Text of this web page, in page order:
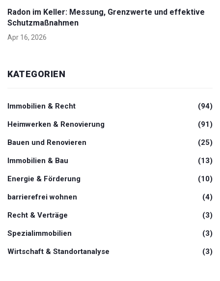
Radon im Keller: Messung, Grenzwerte und effektive
Schutzmaßnahmen
Apr 16, 2026
KATEGORIEN
Immobilien & Recht (94)
Heimwerken & Renovierung (91)
Bauen und Renovieren (25)
Immobilien & Bau (13)
Energie & Förderung (10)
barrierefrei wohnen (4)
Recht & Verträge (3)
Spezialimmobilien (3)
Wirtschaft & Standortanalyse (3)